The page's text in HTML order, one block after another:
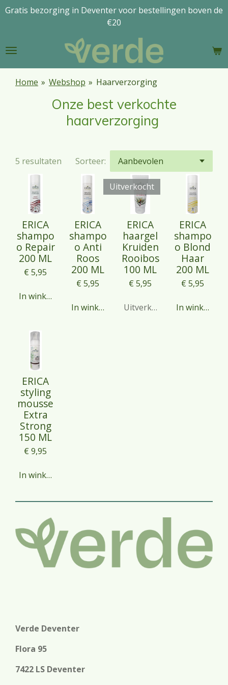
Ga
de
Gratis bezorging in Deventer voor bestellingen boven de
€20
Home » Webshop » Haarverzorging
Onze best verkochte
haarverzorging
5 resultaten Sorteer:
ERICA
shampo
o Repair
200 ML
€ 5,95
In winkelwagen
ERICA
shampo
o Anti
Roos
200 ML
€ 5,95
In winkelwagen
Uitverkocht
ERICA
haargel
Kruiden
Rooibos
100 ML
€ 5,95
Uitverkocht
ERICA
shampo
o Blond
Haar
200 ML
€ 5,95
In
ERICA
styling
mousse
Extra
Strong
150 ML
€ 9,95
In winkelwagen
Verde Deventer
Flora 95
7422 LS Deventer